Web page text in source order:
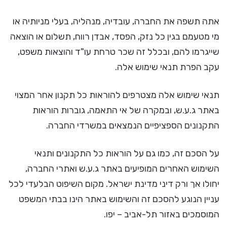
אתה תשפה את החברה, עובדיה, מנהליה, בעלי מניותיה או
מי מטעמם בגין כל נזק, הפסד, אבדן רווח, תשלום או הוצאה
שייגרמו להם, ובכלל זה שכר טרחת עו"ד והוצאות משפט,
עקב הפרת תנאי שימוש אלה.
תנאי שימוש אלה מצטרפים להוראות כל תקנון אחר המצוי
באתר ג.ע.ש, ובמקרה של אי התאמה, גוברות הוראות
התקנונים הספציפיים הנמצאים במשרדי החברה.
על הסכם זה, כמו גם על הוראות כל התקנונים ותנאי
השימוש האחרים המופיעים באתר ג.ע.ש ואתרי החברה,
יחולו אך ורק דיני מדינת ישראל. מקום השיפוט הבלעדי לכל
עניין הנוגע להסכם זה והשימוש באתר הינו בבתי המשפט
המוסמכים באזור תל-אביב – יפו.